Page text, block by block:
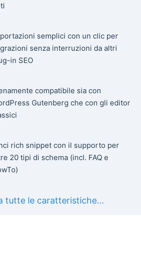
semplici con un clic per
senza interruzioni da altri
in SEO
compatibile sia con
Gutenberg che con gli editor
rich snippet con il supporto per
20 tipi di schema (incl. FAQ e
tutte le caratteristiche...